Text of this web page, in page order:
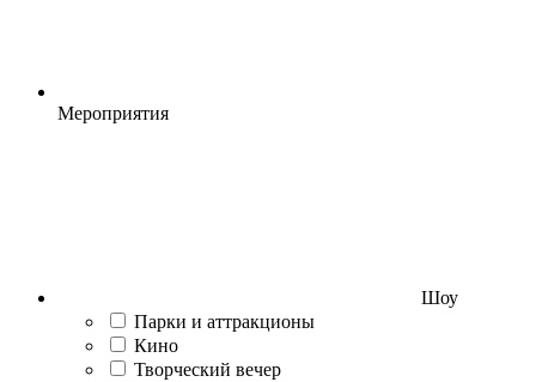
Мероприятия
Шоу
Парки и аттракционы
Кино
Творческий вечер